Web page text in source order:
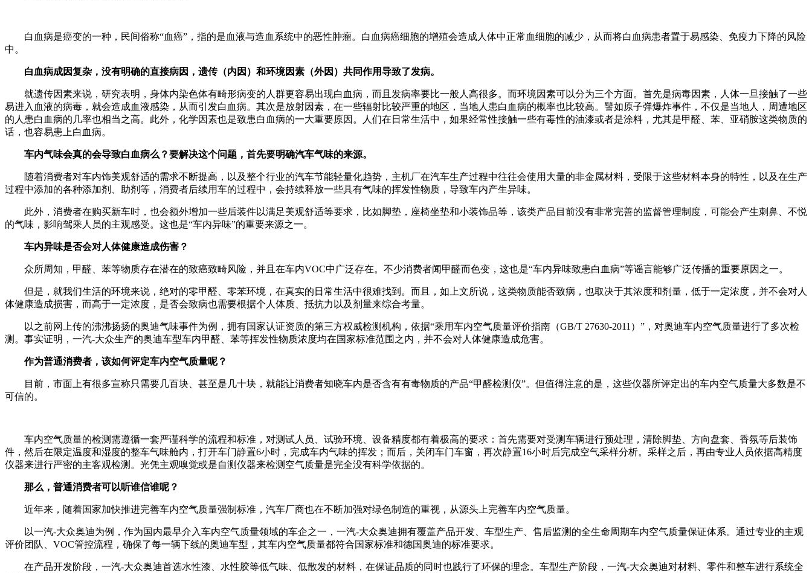
白血病是癌变的一种，民间俗称“血癌”，指的是血液与造血系统中的恶性肿瘤。白血病癌细胞的增殖会造成人体中正常血细胞的减少，从而将白血病患者置于易感染、免疫力下降的风险
中。
白血病成因复杂，没有明确的直接病因，遗传（内因）和环境因素（外因）共同作用导致了发病。
就遗传因素来说，研究表明，身体内染色体有畸形病变的人群更容易出现白血病，而且发病率要比一般人高很多。而环境因素可以分为三个方面。首先是病毒因素，人体一旦接触了一些
易进入血液的病毒，就会造成血液感染，从而引发白血病。其次是放射因素，在一些辐射比较严重的地区，当地人患白血病的概率也比较高。譬如原子弹爆炸事件，不仅是当地人，周遭地区
的人患白血病的几率也相当之高。此外，化学因素也是致患白血病的一大重要原因。人们在日常生活中，如果经常性接触一些有毒性的油漆或者是涂料，尤其是甲醛、苯、亚硝胺这类物质的
话，也容易患上白血病。
车内气味会真的会导致白血病么？要解决这个问题，首先要明确汽车气味的来源。
随着消费者对车内饰美观舒适的需求不断提高，以及整个行业的汽车节能轻量化趋势，主机厂在汽车生产过程中往往会使用大量的非金属材料，受限于这些材料本身的特性，以及在生产
过程中添加的各种添加剂、助剂等，消费者后续用车的过程中，会持续释放一些具有气味的挥发性物质，导致车内产生异味。
此外，消费者在购买新车时，也会额外增加一些后装件以满足美观舒适等要求，比如脚垫，座椅坐垫和小装饰品等，该类产品目前没有非常完善的监督管理制度，可能会产生刺鼻、不悦
的气味，影响驾乘人员的主观感受。这也是“车内异味”的重要来源之一。
车内异味是否会对人体健康造成伤害？
众所周知，甲醛、苯等物质存在潜在的致癌致畸风险，并且在车内VOC中广泛存在。不少消费者闻甲醛而色变，这也是“车内异味致患白血病”等谣言能够广泛传播的重要原因之一。
但是，就我们生活的环境来说，绝对的零甲醛、零苯环境，在真实的日常生活中很难找到。而且，如上文所说，这类物质能否致病，也取决于其浓度和剂量，低于一定浓度，并不会对人
体健康造成损害，而高于一定浓度，是否会致病也需要根据个人体质、抵抗力以及剂量来综合考量。
以之前网上传的沸沸扬扬的奥迪气味事件为例，拥有国家认证资质的第三方权威检测机构，依据“乘用车内空气质量评价指南（GB/T 27630-2011）”，对奥迪车内空气质量进行了多次检
测。事实证明，一汽-大众生产的奥迪车型车内甲醛、苯等挥发性物质浓度均在国家标准范围之内，并不会对人体健康造成危害。
作为普通消费者，该如何评定车内空气质量呢？
目前，市面上有很多宣称只需要几百块、甚至是几十块，就能让消费者知晓车内是否含有有毒物质的产品“甲醛检测仪”。但值得注意的是，这些仪器所评定出的车内空气质量大多数是不
可信的。
车内空气质量的检测需遵循一套严谨科学的流程和标准，对测试人员、试验环境、设备精度都有着极高的要求：首先需要对受测车辆进行预处理，清除脚垫、方向盘套、香氛等后装饰
件，然后在限定温度和湿度的整车气味舱内，打开车门静置6小时，完成车内气味的挥发；而后，关闭车门车窗，再次静置16小时后完成空气采样分析。采样之后，再由专业人员依据高精度
仪器来进行严密的主客观检测。光凭主观嗅觉或是自测仪器来检测空气质量是完全没有科学依据的。
那么，普通消费者可以听谁信谁呢？
近年来，随着国家加快推进完善车内空气质量强制标准，汽车厂商也在不断加强对绿色制造的重视，从源头上完善车内空气质量。
以一汽-大众奥迪为例，作为国内最早介入车内空气质量领域的车企之一，一汽-大众奥迪拥有覆盖产品开发、车型生产、售后监测的全生命周期车内空气质量保证体系。通过专业的主观
评价团队、VOC管控流程，确保了每一辆下线的奥迪车型，其车内空气质量都符合国家标准和德国奥迪的标准要求。
在产品开发阶段，一汽-大众奥迪首选水性漆、水性胶等低气味、低散发的材料，在保证品质的同时也践行了环保的理念。车型生产阶段，一汽-大众奥迪对材料、零件和整车进行系统全